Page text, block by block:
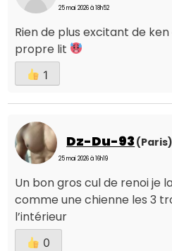
25 mai 2026 à 18h52
Rien de plus excitant de
propre lit
1
Dz-Du-93 (Paris)
25 mai 2026 à 16h19
Un bon gros cul de renoi je
comme une chienne les 3
l’intérieur
0